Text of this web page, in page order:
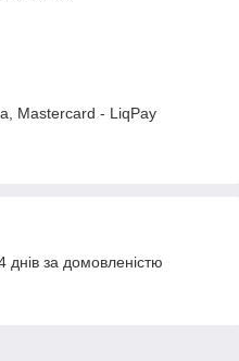
Mastercard - LiqPay
за домовленістю